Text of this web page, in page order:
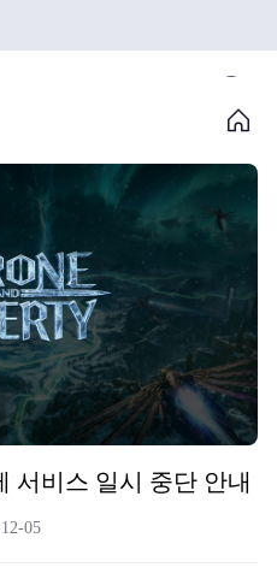
서비스 일시 중단 안내
05